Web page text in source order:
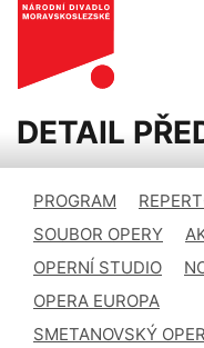
DETAIL
PROGRAM
SOUBOR OPERY
OPERNÍ STUDIO
OPERA EUROPA
SMETANOVSKÝ